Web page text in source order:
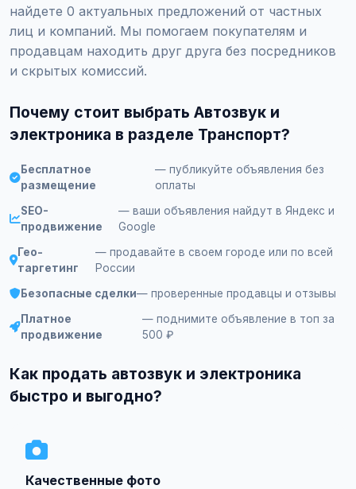
найдете 0 актуальных предложений от частных
лиц и компаний. Мы помогаем покупателям и
продавцам находить друг друга без посредников
и скрытых комиссий.
Почему стоит выбрать Автозвук и
электроника в разделе Транспорт?
Бесплатное
размещение
— публикуйте объявления без
оплаты
SEO-
продвижение
— ваши объявления найдут в Яндекс и
Google
Гео-
таргетинг
— продавайте в своем городе или по всей
России
Безопасные сделки— проверенные продавцы и отзывы
Платное
продвижение
— поднимите объявление в топ за
500 ₽
Как продать автозвук и электроника
быстро и выгодно?
Качественные фото